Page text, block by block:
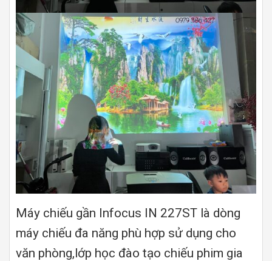
Máy chiếu gần Infocus IN 227ST là dòng
máy chiếu đa năng phù hợp sử dụng cho
văn phòng,lớp học đào tạo chiếu phim gia